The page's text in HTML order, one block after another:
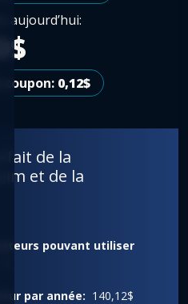
aujourd’hui:
0$
coupon: 0,12$
de la
et de la
pouvant utiliser
par année: 140,12$